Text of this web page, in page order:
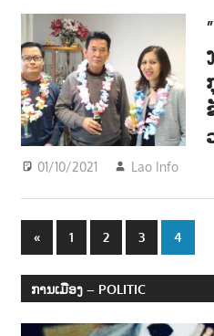
ະ
ມູ
ນ
ຂ່
າ
ວ
ສ
າ
ນ
01/10/2021 Lao Info
Posts
navigation
«Previous
Posts
1 2 3 4
ການເມືອງ – POLITIC